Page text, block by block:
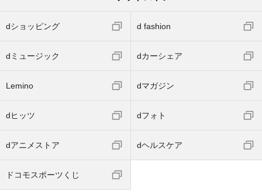
dショッピング d fashion
dミュージック dカーシェア
Lemino dマガジン
dヒッツ dフォト
dアニメストア dヘルスケア
ドコモスポーツくじ